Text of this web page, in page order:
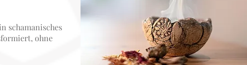
schamanisches
ohne